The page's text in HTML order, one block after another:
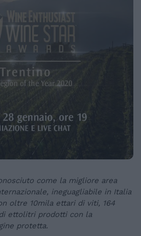
come la migliore area
ineguagliabile in Italia
oltre 10mila ettari di viti, 164
ettolitri prodotti con la
protetta.